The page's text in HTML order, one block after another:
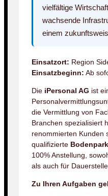
vielfältige
wachsende
einem
Einsatzort: Region
Einsatzbeginn: Ab
Die iPersonal AG ist
die Vermittlung von
Branchen spezialisiert
renommierten Kunden
qualifizierte
100% Anstellung,
als auch für
Zu Ihren Aufgaben